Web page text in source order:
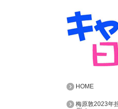
HOME
梅原敦2023年